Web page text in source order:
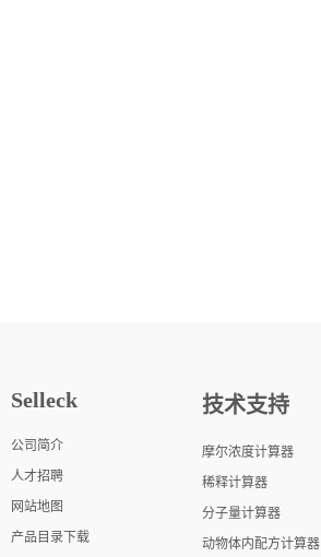
Selleck
公司简介
人才招聘
网站地图
产品目录下载
技术支持
摩尔浓度计算器
稀释计算器
分子量计算器
动物体内配方计算器